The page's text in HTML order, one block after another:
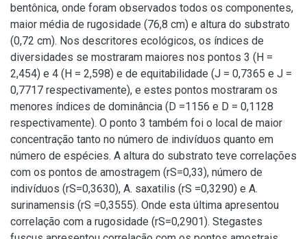
bentônica, onde foram observados todos os componentes,
maior média de rugosidade (76,8 cm) e altura do substrato
(0,72 cm). Nos descritores ecológicos, os índices de
diversidades se mostraram maiores nos pontos 3 (H =
2,454) e 4 (H = 2,598) e de equitabilidade (J = 0,7365 e J =
0,7717 respectivamente), e estes pontos mostraram os
menores índices de dominância (D =1156 e D = 0,1128
respectivamente). O ponto 3 também foi o local de maior
concentração tanto no número de indivíduos quanto em
número de espécies. A altura do substrato teve correlações
com os pontos de amostragem (rS=0,33), número de
indivíduos (rS=0,3630), A. saxatilis (rS =0,3290) e A.
surinamensis (rS =0,3555). Onde esta última apresentou
correlação com a rugosidade (rS=0,2901). Stegastes